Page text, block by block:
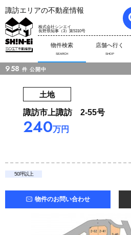
諏訪エリアの不動産情報
株式会社シンエイ
長野県知事（3）第5310号
物件検索
SEARCH
店舗へ行く
SHOP
958 件 公開中
土地
諏訪市上諏訪 2-55号
240万円
50坪以上
物件のお問い合わせ